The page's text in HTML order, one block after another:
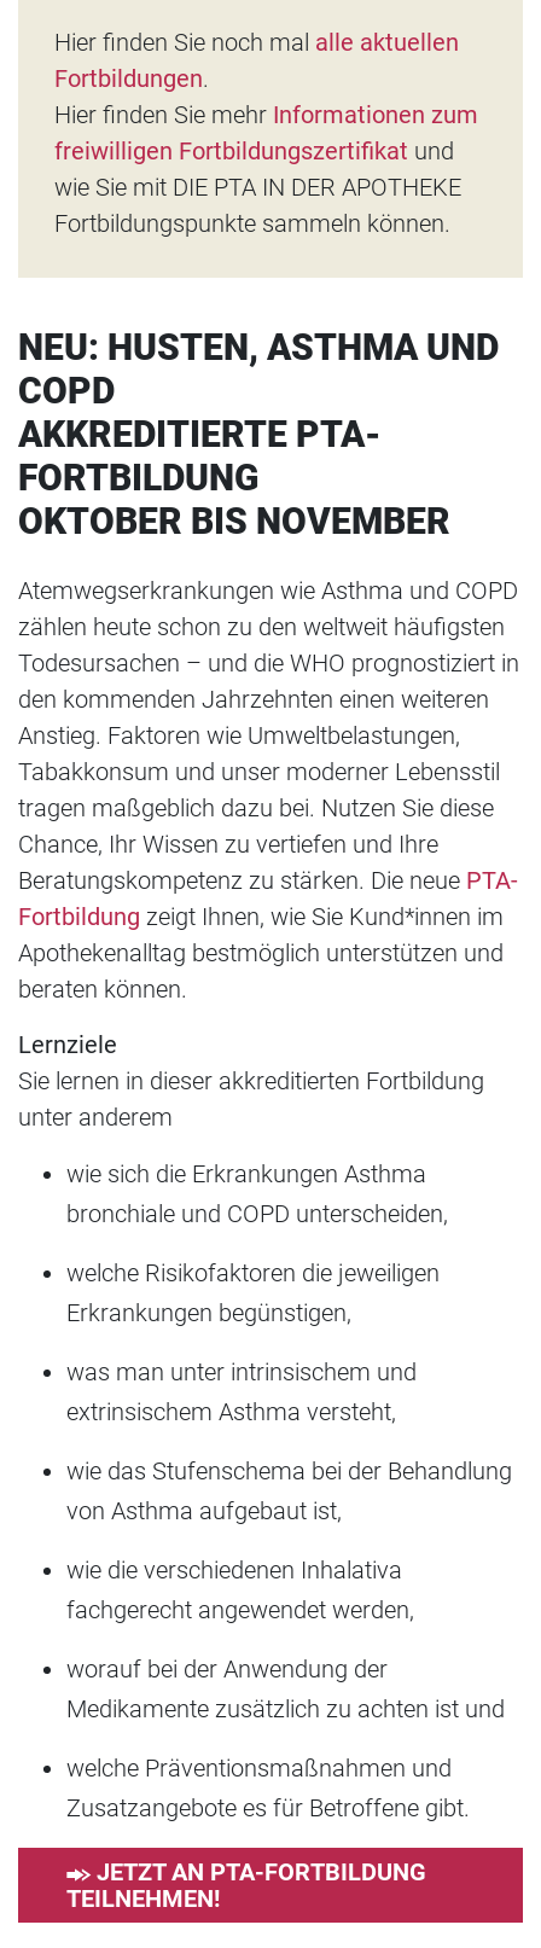
Hier finden Sie noch mal alle aktuellen
Fortbildungen.
Hier finden Sie mehr Informationen zum
freiwilligen Fortbildungszertifikat und
wie Sie mit DIE PTA IN DER APOTHEKE
Fortbildungspunkte sammeln können.
NEU: HUSTEN, ASTHMA UND
COPD
AKKREDITIERTE PTA-
FORTBILDUNG
OKTOBER BIS NOVEMBER
Atemwegserkrankungen wie Asthma und COPD
zählen heute schon zu den weltweit häufigsten
Todesursachen – und die WHO prognostiziert in
den kommenden Jahrzehnten einen weiteren
Anstieg. Faktoren wie Umweltbelastungen,
Tabakkonsum und unser moderner Lebensstil
tragen maßgeblich dazu bei. Nutzen Sie diese
Chance, Ihr Wissen zu vertiefen und Ihre
Beratungskompetenz zu stärken. Die neue PTA-
Fortbildung zeigt Ihnen, wie Sie Kund*innen im
Apothekenalltag bestmöglich unterstützen und
beraten können.
Lernziele
Sie lernen in dieser akkreditierten Fortbildung
unter anderem
wie sich die Erkrankungen Asthma
bronchiale und COPD unterscheiden,
welche Risikofaktoren die jeweiligen
Erkrankungen begünstigen,
was man unter intrinsischem und
extrinsischem Asthma versteht,
wie das Stufenschema bei der Behandlung
von Asthma aufgebaut ist,
wie die verschiedenen Inhalativa
fachgerecht angewendet werden,
worauf bei der Anwendung der
Medikamente zusätzlich zu achten ist und
welche Präventionsmaßnahmen und
Zusatzangebote es für Betroffene gibt.
JETZT AN PTA-FORTBILDUNG
TEILNEHMEN!